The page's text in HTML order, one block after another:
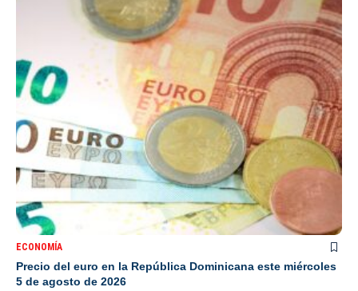
ECONOMÍA
Precio del euro en la República Dominicana este miércoles
5 de agosto de 2026